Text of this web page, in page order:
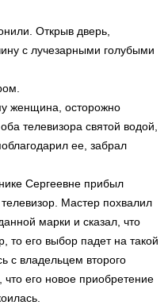
Открыв дверь,
с лучезарными голубыми
женщина, осторожно
телевизора святой водой,
ее, забрал
Сергеевне прибыл
Мастер похвалил
марки и сказал, что
то его выбор падет на такой
с владельцем второго
его новое приобретение